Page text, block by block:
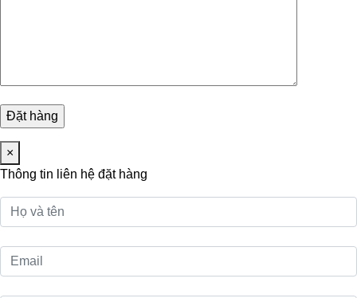
×
Thông tin liên hệ đặt hàng